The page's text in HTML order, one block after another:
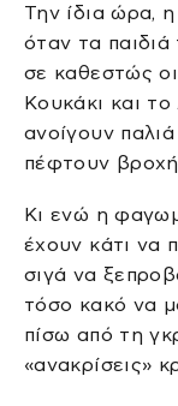
Την ίδια ώρα,
όταν τα
σε καθεστώς
Κουκάκι και
ανοίγουν
πέφτουν
Κι ενώ η
έχουν κάτι να
σιγά να
τόσο κακό να
πίσω από τη
«ανακρίσεις»